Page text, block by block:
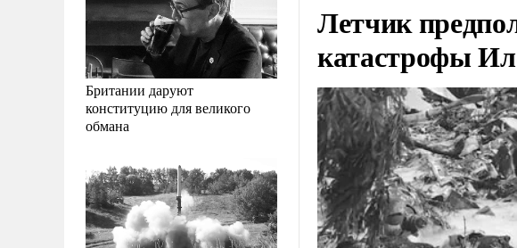
Британии даруют
конституцию для великого
обмана
Летчик
катастрофы